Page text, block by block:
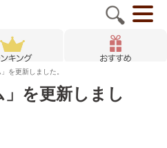
を更新しました。
」を更新しまし